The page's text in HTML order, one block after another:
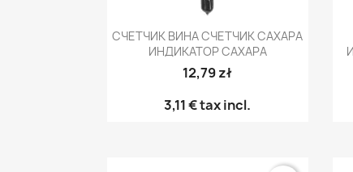
Быстрый просмотр
СЧЕТЧИК ВИНА СЧЕТЧИК САХАРА
ИНДИКАТОР САХАРА
12,79 zł
3,11 €tax incl.